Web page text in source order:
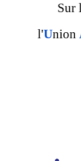
Sur
l'Union